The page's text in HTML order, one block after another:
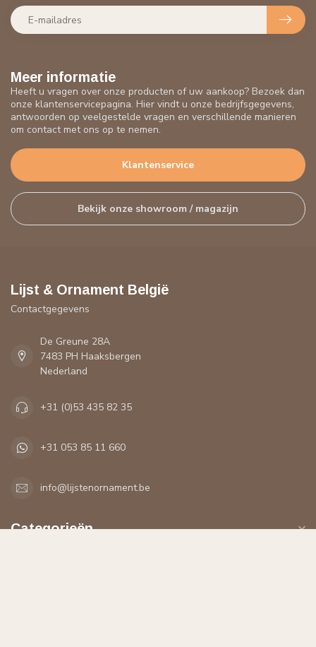
Meer informatie
Heeft u vragen over onze producten of uw aankoop? Bezoek dan
onze klantenservicepagina. Hier vindt u onze bedrijfsgegevens,
antwoorden op veelgestelde vragen en verschillende manieren
om contact met ons op te nemen.
Klantenservice
Bekijk onze showroom / magazijn
Lijst & Ornament België
Contactgegevens
De Greune 28A
7483 PH Haaksbergen
Nederland
+31 (0)53 435 82 35
+31 053 85 11 660
info@lijstenornament.be
Categorieën